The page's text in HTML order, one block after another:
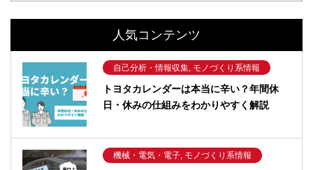
人気コンテンツ
自己分析・情報収集, モノづくり系情報
トヨタカレンダーは本当に辛い？年間休
日・休みの仕組みをわかりやすく解説
機械・電気・電子, モノづくり系情報